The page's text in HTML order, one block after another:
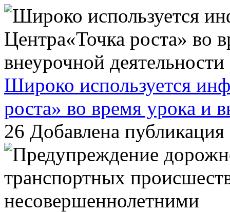
Широко используется
роста» во время урока и
26 Добавлена